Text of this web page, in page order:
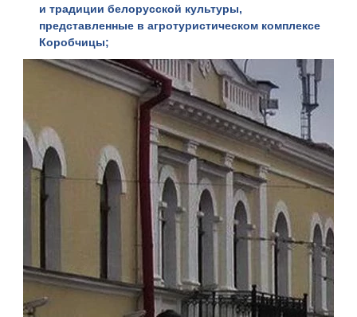
и традиции белорусской культуры,
представленные в агротуристическом комплексе
Коробчицы;